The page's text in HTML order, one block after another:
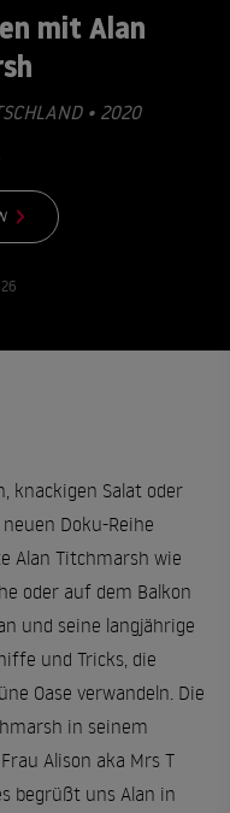
mit Alan
• 2020
knackigen Salat oder
Doku-Reihe
Alan Titchmarsh wie
oder auf dem Balkon
und seine langjährige
und Tricks, die
Oase verwandeln. Die
in seinem
Alison aka Mrs T
begrüßt uns Alan in